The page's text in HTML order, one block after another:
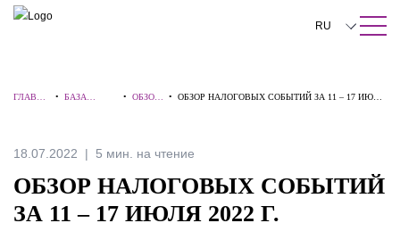
ПОИСК ПО САЙТУ Закрыть
RU
中文
ГЛАВНА
•БАЗА
• ОБЗОР
• ОБЗОР НАЛОГОВЫХ СОБЫТИЙ ЗА 11 – 17 ИЮЛЯ
18.07.2022 5 мин. на чтение
ОБЗОР НАЛОГОВЫХ СОБЫТИЙ
ЗА 11 – 17 ИЮЛЯ 2022 Г.